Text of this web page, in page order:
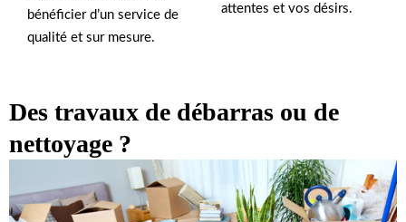
bénéficier d’un service de
qualité et sur mesure.
attentes et vos désirs.
Des travaux de débarras ou de
nettoyage ?